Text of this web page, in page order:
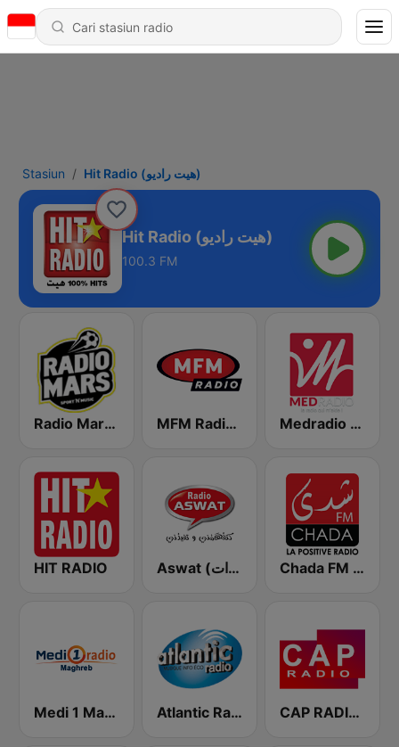
Stasiun Hit Radio (هيت راديو)
Hit Radio (هيت راديو)
100.3 FM
Radio Mars (راديو مرس) MFM Radio (مفم راديو) Medradio (ميد راديو)
HIT RADIO Aswat (أصوات) Chada FM (شدى فم)
Medi 1 Maghreb (ميدى1 مغرب) Atlantic Radio (أتلانتيك راديو) CAP RADIO MAROC